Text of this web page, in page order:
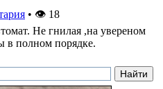
• 👁 18
Не гнилая ,на увереном
в полном порядке.